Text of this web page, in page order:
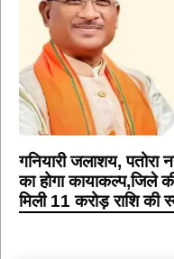
गनियारी जलाशय,
का होगा कायाकल्प,जिले
मिली 11 करोड़ राशि की